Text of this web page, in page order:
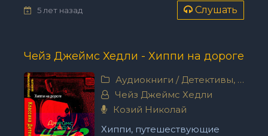
5 лет назад Слушать
Чейз Джеймс Хедли - Хиппи на дороге
Аудиокниги / Детективы, триллеры
Чейз Джеймс Хедли
Козий Николай
Хиппи, путешествующие